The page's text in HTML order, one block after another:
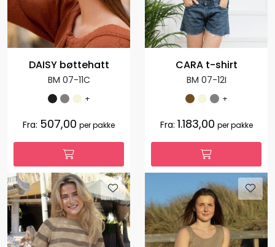
DAISY bøttehatt
BM 07-11C
+
Fra: 507,00 per pakke
CARA t-shirt
BM 07-12I
+
Fra: 1.183,00 per pakke